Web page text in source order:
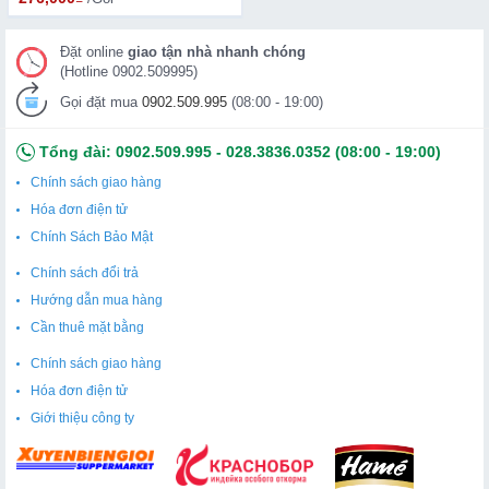
Đặt online giao tận nhà nhanh chóng
(Hotline 0902.509995)
Gọi đặt mua 0902.509.995 (08:00 - 19:00)
Tổng đài: 0902.509.995 - 028.3836.0352 (08:00 - 19:00)
Chính sách giao hàng
Hóa đơn điện tử
Chính Sách Bảo Mật
Chính sách đổi trả
Hướng dẫn mua hàng
Cần thuê mặt bằng
Chính sách giao hàng
Hóa đơn điện tử
Giới thiệu công ty